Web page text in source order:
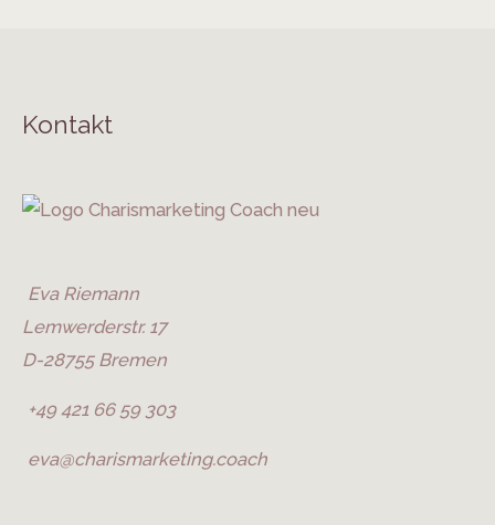
Kontakt
Eva Riemann
Lemwerderstr. 17
D-28755 Bremen
+49 421 66 59 303
eva@charismarketing.coach